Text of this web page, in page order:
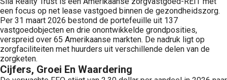
een focus op net lease vastgoed binnen de gezondheidszorg.
Per 31 maart 2026 bestond de portefeuille uit 137
vastgoedobjecten en drie onontwikkelde grondposities,
verspreid over 65 Amerikaanse markten. De nadruk ligt op
zorgfaciliteiten met huurders uit verschillende delen van de
zorgketen.
Cijfers, Groei En Waardering